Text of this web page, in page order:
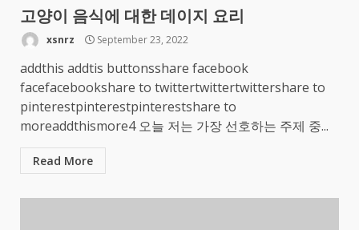
고양이 음식에 대한 데이지 요리
xsnrz September 23, 2022
addthis addtis buttonsshare facebook
facefacebookshare to twittertwittertwittershare to
pinterestpinterestpinterestshare to
moreaddthismore4 오늘 저는 가장 선호하는 주제 중...
Read More